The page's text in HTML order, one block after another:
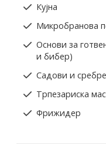
Кујна
Микробранова
Основи за
и бибер)
Садови и
Трпезариска
Фрижидер